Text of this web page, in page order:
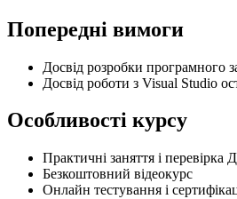
Попередні вимоги
Досвід розробки програмного
Досвід роботи з Visual Studio
Особливості курсу
Практичні заняття і перевірка
Безкоштовний відеокурс
Онлайн тестування і